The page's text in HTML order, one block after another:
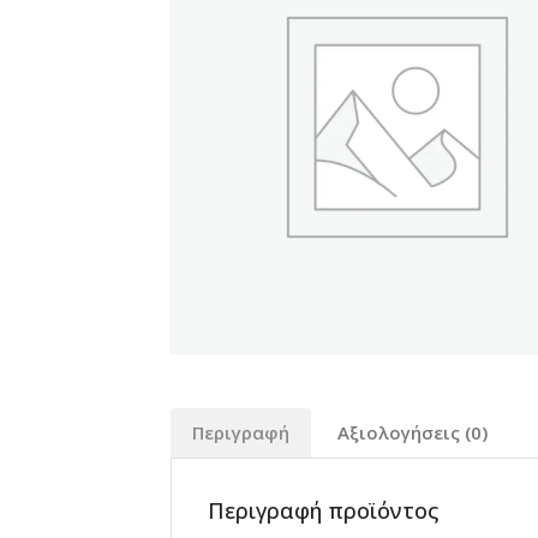
Περιγραφή Αξιολογήσεις (0)
Περιγραφή προϊόντος